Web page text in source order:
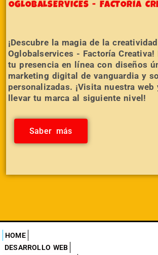
OGLOBALSERVICES - FACTORÍA
¡Descubre la magia de la
Oglobalservices - Factoría Creativa!
tu presencia en línea con diseños
marketing digital de vanguardia y
personalizadas. ¡Visita nuestra web
llevar tu marca al siguiente nivel!
Saber más
HOME
DESARROLLO WEB